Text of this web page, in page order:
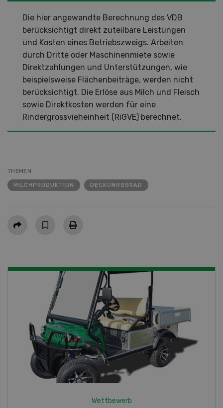
Die hier angewandte Berechnung des VDB
berücksichtigt direkt zuteilbare Leistungen
und Kosten eines Betriebszweigs. Arbeiten
durch Dritte oder Maschinenmiete sowie
Direktzahlungen und Unterstützungen, wie
beispielsweise Flächenbeiträge, werden nicht
berücksichtigt. Die Erlöse aus Milch und Fleisch
sowie Direktkosten werden für eine
Rindergrossvieheinheit (RiGVE) berechnet.
THEMEN
MILCHPRODUKTION DECKUNGSGRAD
Teilen